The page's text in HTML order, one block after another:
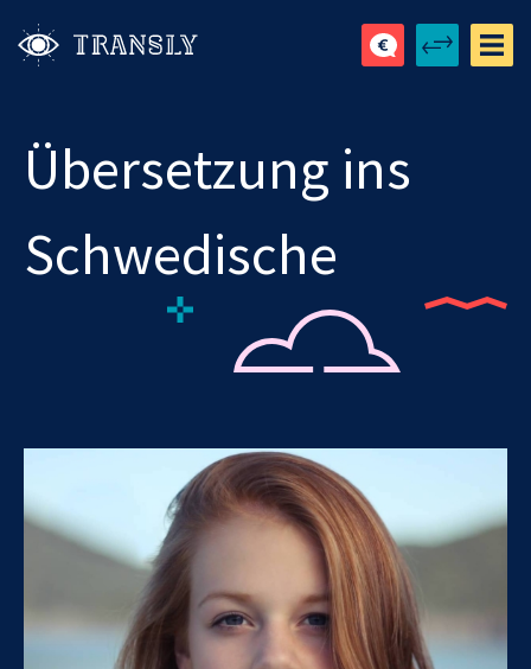
Übersetzung ins
Schwedische